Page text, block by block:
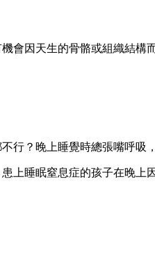
因天生的骨骼或組織結構
？晚上睡覺時總張嘴呼吸
睡眠窒息症的孩子在晚